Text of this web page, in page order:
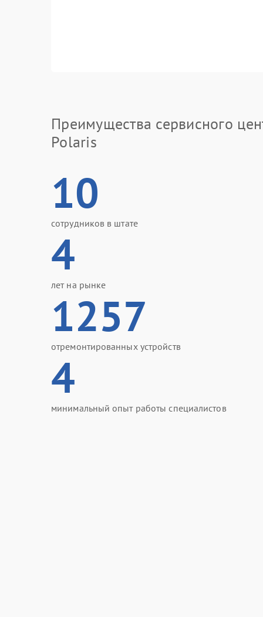
Преимущества сервисного
Polaris
10
сотрудников в штате
4
лет на рынке
1257
отремонтированных устройств
4
минимальный опыт работы специалистов